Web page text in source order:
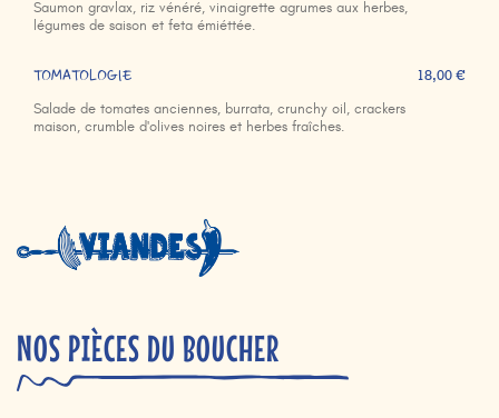
Saumon gravlax, riz vénéré, vinaigrette agrumes aux herbes,
légumes de saison et feta émiéttée.
TOMATOLOGIE
Salade de tomates anciennes, burrata, crunchy oil, crackers
maison, crumble d'olives noires et herbes fraîches.
18,00 €
NOS PIÈCES DU BOUCHER